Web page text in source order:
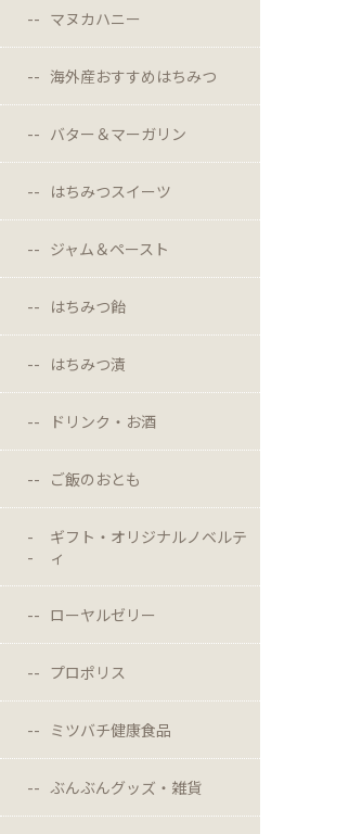
マヌカハニー
海外産おすすめはちみつ
バター＆マーガリン
はちみつスイーツ
ジャム＆ペースト
はちみつ飴
はちみつ漬
ドリンク・お酒
ご飯のおとも
ギフト・オリジナルノベルテ
ィ
ローヤルゼリー
プロポリス
ミツバチ健康食品
ぶんぶんグッズ・雑貨